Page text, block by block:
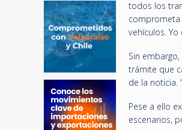
todos los
comprometa
vehículos. Yo
Sin
trámite que
de la noticia.
Pese a ello
escenarios,